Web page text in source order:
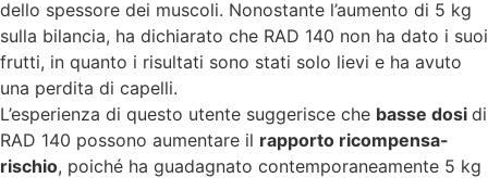
dello spessore dei muscoli. Nonostante l’aumento di 5 kg
sulla bilancia, ha dichiarato che RAD 140 non ha dato i suoi
frutti, in quanto i risultati sono stati solo lievi e ha avuto
una perdita di capelli.
L’esperienza di questo utente suggerisce che basse dosi di
RAD 140 possono aumentare il rapporto ricompensa-
rischio, poiché ha guadagnato contemporaneamente 5 kg